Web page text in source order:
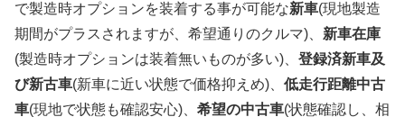
で製造時オプションを装着する事が可能な新車(現地製造
期間がプラスされますが、希望通りのクルマ)、 新車在庫
(製造時オプションは装着無いものが多い)、 登録済新車及
び新古車(新車に近い状態で価格抑えめ)、 低走行距離中古
車(現地で状態も確認安心)、 希望の中古車(状態確認し、相